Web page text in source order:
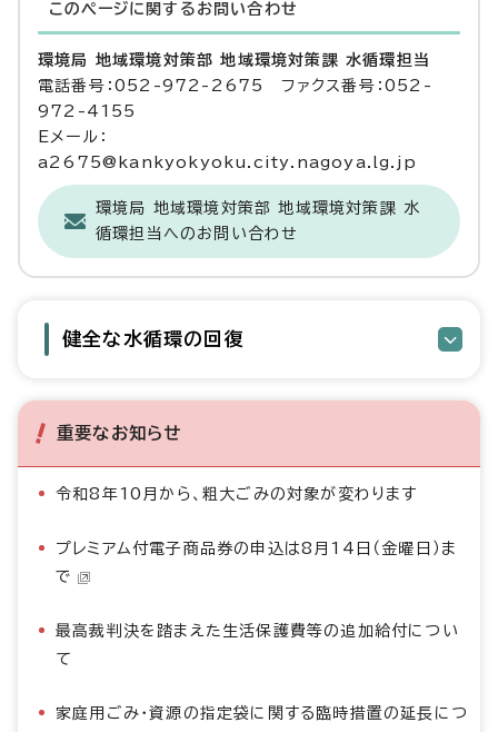
このページに関する お問い合わせ
環境局 地域環境対策部 地域環境対策課 水循環担当
電話番号：052-972-2675 ファクス番号：052-
972-4155
Eメール：
a2675@kankyokyoku.city.nagoya.lg.jp
環境局 地域環境対策部 地域環境対策課 水
循環担当へのお問い合わせ
健全な水循環の回復
重要なお知らせ
令和8年10月から、粗大ごみの対象が変わります
プレミアム付電子商品券の申込は8月14日（金曜日）ま
で
最高裁判決を踏まえた生活保護費等の追加給付につい
て
家庭用ごみ・資源の指定袋に関する臨時措置の延長につ